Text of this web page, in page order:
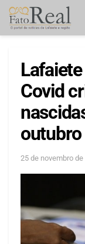
Covid
outubro
25 de novembro de